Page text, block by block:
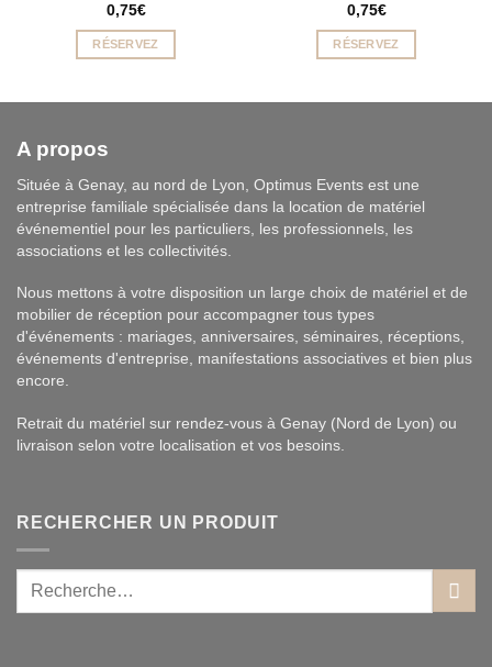
0,75€
RÉSERVEZ
0,75€
RÉSERVEZ
A propos
Située à Genay, au nord de Lyon, Optimus Events est une
entreprise familiale spécialisée dans la location de matériel
événementiel pour les particuliers, les professionnels, les
associations et les collectivités.
Nous mettons à votre disposition un large choix de matériel et de
mobilier de réception pour accompagner tous types
d'événements : mariages, anniversaires, séminaires, réceptions,
événements d'entreprise, manifestations associatives et bien plus
encore.
Retrait du matériel sur rendez-vous à Genay (Nord de Lyon) ou
livraison selon votre localisation et vos besoins.
RECHERCHER UN PRODUIT